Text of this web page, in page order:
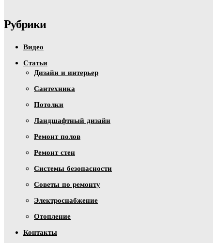
Рубрики
Видео
Статьи
Дизайн и интерьер
Сантехника
Потолки
Ландшафтный дизайн
Ремонт полов
Ремонт стен
Системы безопасности
Советы по ремонту
Электроснабжение
Отопление
Контакты